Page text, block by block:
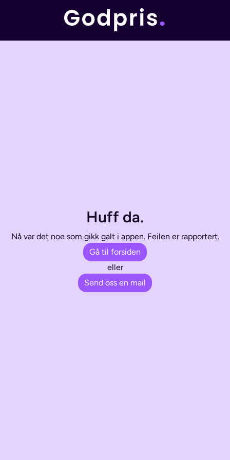
Huff da.
Nå var det noe som gikk galt i appen. Feilen er rapportert.
Gå til forsiden
eller
Send oss en mail